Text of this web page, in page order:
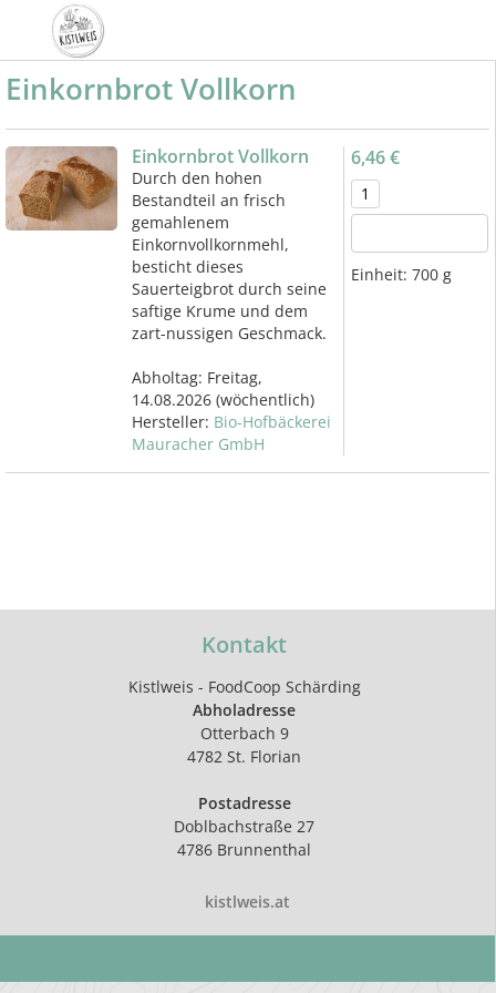
Einkornbrot Vollkorn
Einkornbrot Vollkorn
Durch den hohen
Bestandteil an frisch
gemahlenem
Einkornvollkornmehl,
besticht dieses
Sauerteigbrot durch seine
saftige Krume und dem
zart-nussigen Geschmack.
Abholtag: Freitag,
14.08.2026(wöchentlich)
Hersteller: Bio-Hofbäckerei
Mauracher GmbH
6,46 €
Einheit: 700 g
Kontakt
Kistlweis - FoodCoop Schärding
Abholadresse
Otterbach 9
4782 St. Florian
Postadresse
Doblbachstraße 27
4786 Brunnenthal
kistlweis.at